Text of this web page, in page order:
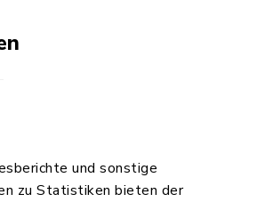
und sonstige
zu Statistiken bieten der